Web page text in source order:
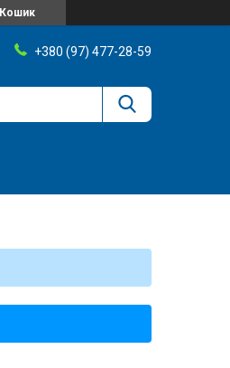
Кошик
+380 (97) 477-28-59